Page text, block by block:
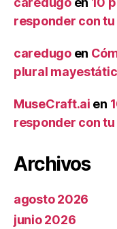
responder con
caredugoen
plural
MuseCraft.ai en
responder con
Archivos
agosto 2026
junio 2026